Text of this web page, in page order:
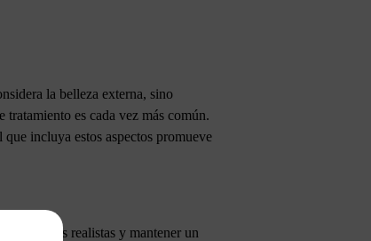
la belleza externa, sino
es cada vez más común.
incluya estos aspectos promueve
realistas y mantener un